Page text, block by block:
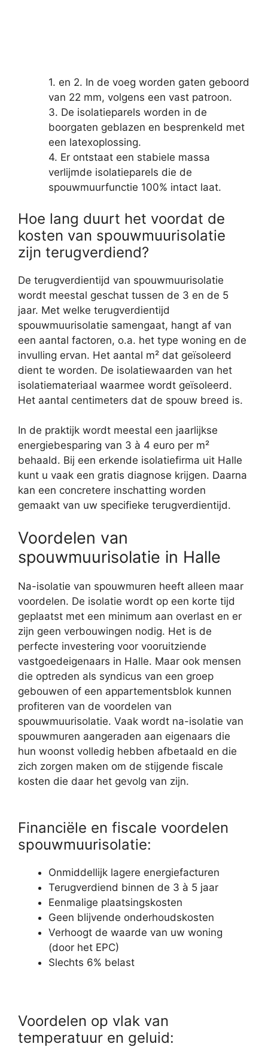
1. en 2. In de voeg worden gaten geboord
van 22 mm, volgens een vast patroon.
3. De isolatieparels worden in de
boorgaten geblazen en besprenkeld met
een latexoplossing.
4. Er ontstaat een stabiele massa
verlijmde isolatieparels die de
spouwmuurfunctie 100% intact laat.
Hoe lang duurt het voordat de
kosten van spouwmuurisolatie
zijn terugverdiend?
De terugverdientijd van spouwmuurisolatie
wordt meestal geschat tussen de 3 en de 5
jaar. Met welke terugverdientijd
spouwmuurisolatie samengaat, hangt af van
een aantal factoren, o.a. het type woning en de
invulling ervan. Het aantal m² dat geïsoleerd
dient te worden. De isolatiewaarden van het
isolatiemateriaal waarmee wordt geïsoleerd.
Het aantal centimeters dat de spouw breed is.
In de praktijk wordt meestal een jaarlijkse
energiebesparing van 3 à 4 euro per m²
behaald. Bij een erkende isolatiefirma uit Halle
kunt u vaak een gratis diagnose krijgen. Daarna
kan een concretere inschatting worden
gemaakt van uw specifieke terugverdientijd.
Voordelen van
spouwmuurisolatie in Halle
Na-isolatie van spouwmuren heeft alleen maar
voordelen. De isolatie wordt op een korte tijd
geplaatst met een minimum aan overlast en er
zijn geen verbouwingen nodig. Het is de
perfecte investering voor vooruitziende
vastgoedeigenaars in Halle. Maar ook mensen
die optreden als syndicus van een groep
gebouwen of een appartementsblok kunnen
profiteren van de voordelen van
spouwmuurisolatie. Vaak wordt na-isolatie van
spouwmuren aangeraden aan eigenaars die
hun woonst volledig hebben afbetaald en die
zich zorgen maken om de stijgende fiscale
kosten die daar het gevolg van zijn.
Financiële en fiscale voordelen
spouwmuurisolatie:
Onmiddellijk lagere energiefacturen
Terugverdiend binnen de 3 à 5 jaar
Eenmalige plaatsingskosten
Geen blijvende onderhoudskosten
Verhoogt de waarde van uw woning
(door het EPC)
Slechts 6% belast
Voordelen op vlak van
temperatuur en geluid: